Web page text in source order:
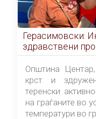
Герасимовски:
здравствени
граѓаните во
Општина
крст и
теренски
на граѓаните во
температури во